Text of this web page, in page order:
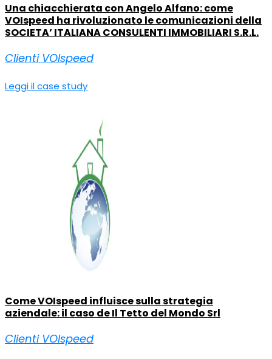
Una chiacchierata con Angelo Alfano: come
VOIspeed ha rivoluzionato le comunicazioni della
SOCIETA’ ITALIANA CONSULENTI IMMOBILIARI S.R.L.
Clienti VOIspeed
Leggi il case study
Come VOIspeed influisce sulla strategia
aziendale: il caso de Il Tetto del Mondo Srl
Clienti VOIspeed